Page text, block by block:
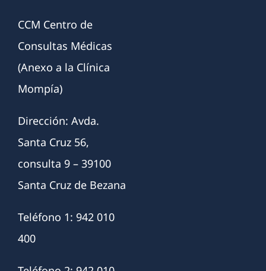
CCM Centro de
Consultas Médicas
(Anexo a la Clínica
Mompía)
Dirección: Avda.
Santa Cruz 56,
consulta 9 – 39100
Santa Cruz de Bezana
Teléfono 1: 942 010
400